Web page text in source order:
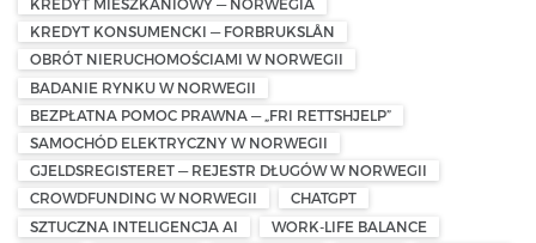
KREDYT MIESZKANIOWY — NORWEGIA
KREDYT KONSUMENCKI — FORBRUKSLÅN
OBRÓT NIERUCHOMOŚCIAMI W NORWEGII
BADANIE RYNKU W NORWEGII
BEZPŁATNA POMOC PRAWNA — „FRI RETTSHJELP”
SAMOCHÓD ELEKTRYCZNY W NORWEGII
GJELDSREGISTERET — REJESTR DŁUGÓW W NORWEGII
CROWDFUNDING W NORWEGII
CHATGPT
SZTUCZNA INTELIGENCJA AI
WORK-LIFE BALANCE